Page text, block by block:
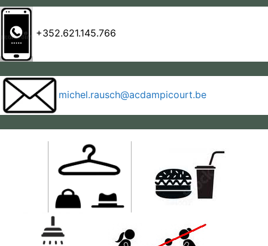
+352.621.145.766
michel.rausch@acdampicourt.be